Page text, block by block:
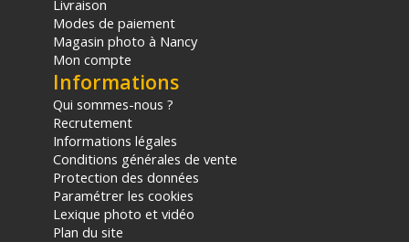
Livraison
Modes de paiement
Magasin photo à Nancy
Mon compte
Informations
Qui sommes-nous ?
Recrutement
Informations légales
Conditions générales de vente
Protection des données
Paramétrer les cookies
Lexique photo et vidéo
Plan du site